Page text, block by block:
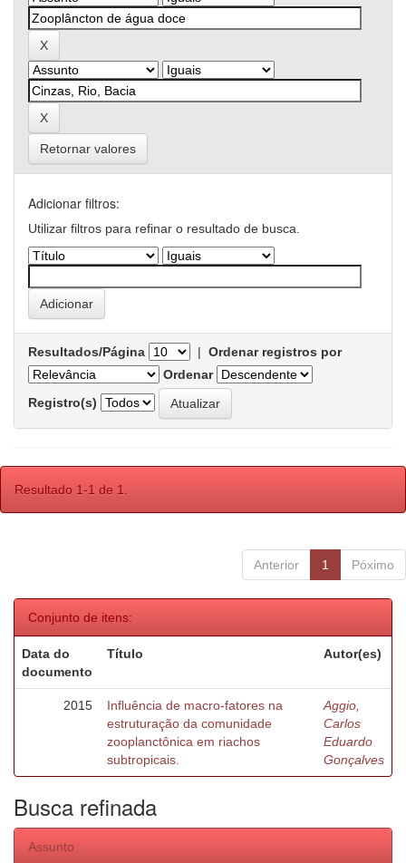
Retornar valores
Adicionar filtros:
Utilizar filtros para refinar o resultado de busca.
Resultados/Página | Ordenar registros por
Ordenar
Registro(s)
Resultado 1-1 de 1.
Anterior 1 Póximo
Conjunto de itens:
Data do
documento
Título Autor(es)
2015
Influência de macro-fatores na
estruturação da comunidade
zooplanctônica em riachos
subtropicais.
Aggio,
Carlos
Eduardo
Gonçalves
Busca refinada
Assunto